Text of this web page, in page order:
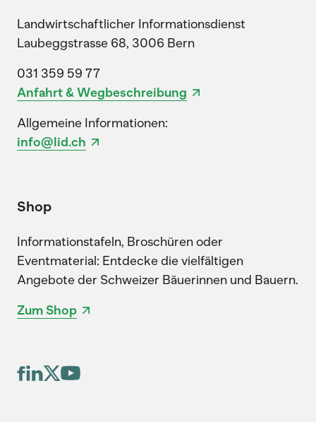
Landwirtschaftlicher Informationsdienst
Laubeggstrasse 68, 3006 Bern
031 359 59 77
Anfahrt & Wegbeschreibung
Allgemeine Informationen:
info@lid.ch
Shop
Informationstafeln, Broschüren oder
Eventmaterial: Entdecke die vielfältigen
Angebote der Schweizer Bäuerinnen und Bauern.
Zum Shop